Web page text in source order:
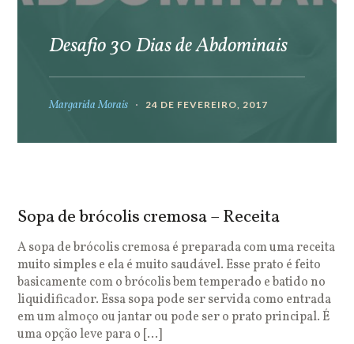
Desafio 30 Dias de Abdominais
Margarida Morais 24 DE FEVEREIRO, 2017
Sopa de brócolis cremosa – Receita
A sopa de brócolis cremosa é preparada com uma receita
muito simples e ela é muito saudável. Esse prato é feito
basicamente com o brócolis bem temperado e batido no
liquidificador. Essa sopa pode ser servida como entrada
em um almoço ou jantar ou pode ser o prato principal. É
uma opção leve para o […]